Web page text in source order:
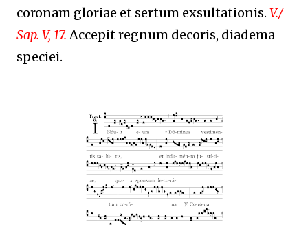
coronam gloriae et sertum exsultationis. V./
Sap. V, 17. Accepit regnum decoris, diadema
speciei.